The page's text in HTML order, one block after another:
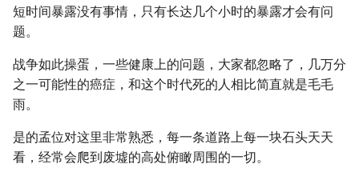
短时间暴露没有事情，只有长达几个小时的暴露才会有问
题。
战争如此操蛋，一些健康上的问题，大家都忽略了，几万分
之一可能性的癌症，和这个时代死的人相比简直就是毛毛
雨。
是的孟位对这里非常熟悉，每一条道路上每一块石头天天
看，经常会爬到废墟的高处俯瞰周围的一切。